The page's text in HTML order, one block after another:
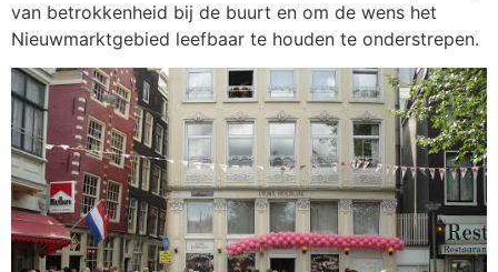
van betrokkenheid bij de buurt en om de wens het
Nieuwmarktgebied leefbaar te houden te onderstrepen.